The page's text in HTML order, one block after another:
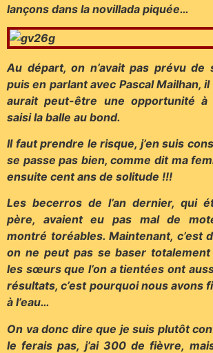
lançons dans la novillada piquée…
Au départ, on n’avait pas prévu de
puis en parlant avec Pascal Mailhan, il
aurait peut-être une opportunité à
saisi la balle au bond.
Il faut prendre le risque, j’en suis
se passe pas bien, comme dit ma
ensuite cent ans de solitude !!!
Les becerros de l’an dernier, qui
père, avaient eu pas mal de
montré toréables. Maintenant, c’est
on ne peut pas se baser
les sœurs que l’on a tientées ont
résultats, c’est pourquoi nous avons
à l’eau…
On va donc dire que je suis plutôt
le ferais pas, j’ai 300 de fièvre,